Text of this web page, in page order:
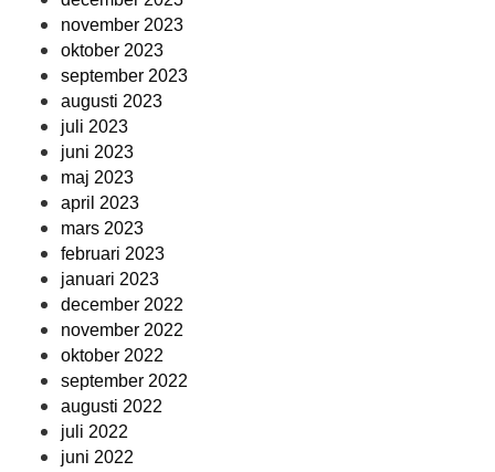
november 2023
oktober 2023
september 2023
augusti 2023
juli 2023
juni 2023
maj 2023
april 2023
mars 2023
februari 2023
januari 2023
december 2022
november 2022
oktober 2022
september 2022
augusti 2022
juli 2022
juni 2022